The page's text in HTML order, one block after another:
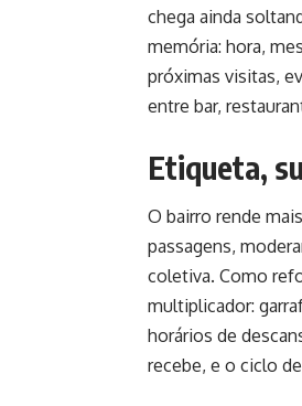
chega ainda
memória: hora,
próximas visitas,
entre bar,
Etiqueta,
O bairro rende
passagens,
coletiva. Como
multiplicador:
horários de
recebe, e o ciclo